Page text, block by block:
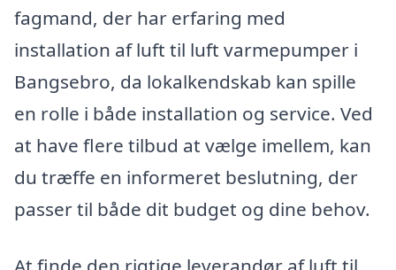
fagmand, der har erfaring med
installation af luft til luft varmepumper i
Bangsebro, da lokalkendskab kan spille
en rolle i både installation og service. Ved
at have flere tilbud at vælge imellem, kan
du træffe en informeret beslutning, der
passer til både dit budget og dine behov.